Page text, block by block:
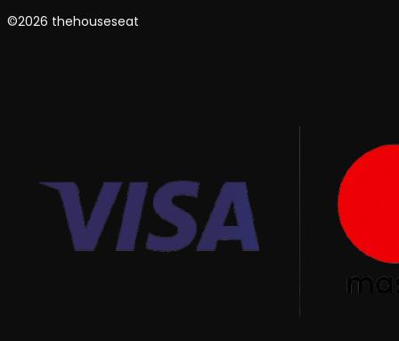
©2026 thehouseseat